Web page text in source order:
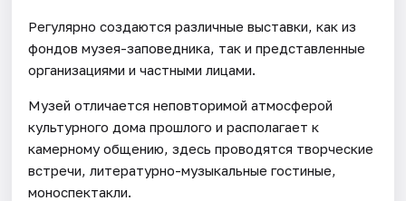
Регулярно создаются различные выставки, как из
фондов музея-заповедника, так и представленные
организациями и частными лицами.
Музей отличается неповторимой атмосферой
культурного дома прошлого и располагает к
камерному общению, здесь проводятся творческие
встречи, литературно-музыкальные гостиные,
моноспектакли.